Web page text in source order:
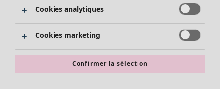
Promos SOLDES
Les promos de Gudrun Sjödén
Nouvel arrivage
Bonnes affaires en soldes - jusqu'à -70
Cookies analytiques
Cookies marketing
Confirmer la sélection